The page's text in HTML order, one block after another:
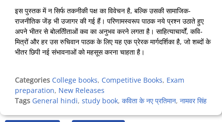
इस पुस्तक में न सिर्फ तकनीकी पक्ष का विवेचन है, बल्कि उसकी सामाजिक-
राजनीतिक जेंड़ भी उजागर की गई हैं। परिणामस्वरूप पाठक नये प्रश्न उठाते हुए
अपने भीतर से बोलतीिताओं कव का अनुभव करने लगता है। साहित्याचार्यों, कवि-
मित्रों और हर उस रुचिवान पाठक के लिए यह एक प्रेरक मार्गदर्शिका है, जो शब्दों के
भीतर छिपी नई संभावनाओं को महसूस करना चाहता है।
Categories College books, Competitive Books, Exam
preparation, New Releases
Tags General hindi, study book, कविता के नए प्रतिमान, नामवर सिंह